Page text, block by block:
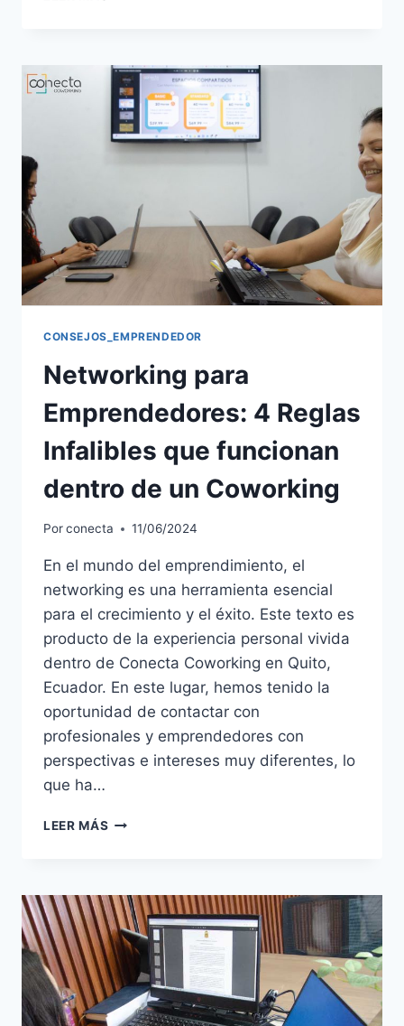
CONSEJOS_EMPRENDEDOR
Networking para
Emprendedores: 4 Reglas
Infalibles que funcionan
dentro de un Coworking
Porconecta 11/06/2024
En el mundo del emprendimiento, el
networking es una herramienta esencial
para el crecimiento y el éxito. Este texto es
producto de la experiencia personal vivida
dentro de Conecta Coworking en Quito,
Ecuador. En este lugar, hemos tenido la
oportunidad de contactar con
profesionales y emprendedores con
perspectivas e intereses muy diferentes, lo
que ha…
LEER MÁS